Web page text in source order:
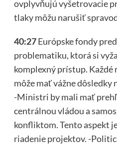
ovplyvňujú vyšetrovacie
tlaky môžu narušiť
40:27Európske fondy
problematiku, ktorá si
komplexný prístup.
môže mať vážne
-Ministri by mali mať
centrálnou vládou a
konfliktom. Tento aspekt
riadenie projektov. -